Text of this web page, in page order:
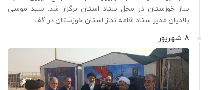
ساز خوزستان در محل ستاد استان برگزار شد. سید موسی
بلادیان مدیر ستاد اقامه نماز استان خوزستان در گف
8 شهریور